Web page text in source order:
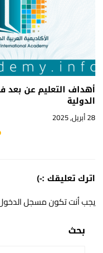
الدولية
28 أبريل, 2025
اترك تعليقك :-)
يجب أنت تكونمسجل
بحث